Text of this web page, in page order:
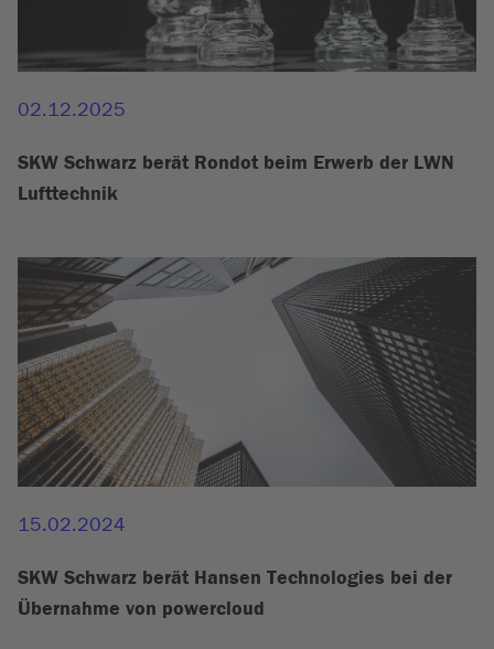
02.12.2025
SKW Schwarz berät Rondot beim Erwerb der LWN
Lufttechnik
15.02.2024
SKW Schwarz berät Hansen Technologies bei der
Übernahme von powercloud